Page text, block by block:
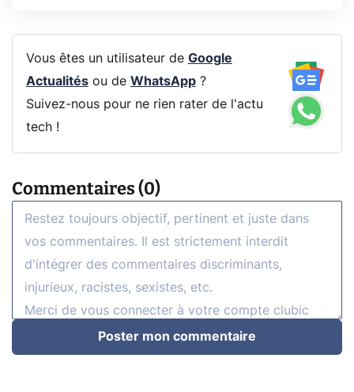
Vous êtes un utilisateur de Google
Actualitésou de WhatsApp?
Suivez-nous pour ne rien rater de l'actu
tech !
Commentaires (0)
Poster mon commentaire